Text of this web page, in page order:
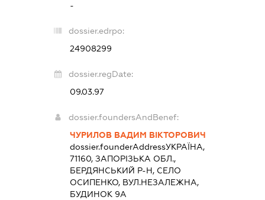
-
dossier.edrpo:
24908299
dossier.regDate:
09.03.97
dossier.foundersAndBenef:
ЧУРИЛОВ ВАДИМ ВІКТОРОВИЧ
dossier.founderAddressУКРАЇНА,
71160, ЗАПОРІЗЬКА ОБЛ.,
БЕРДЯНСЬКИЙ Р-Н, СЕЛО
ОСИПЕНКО, ВУЛ.НЕЗАЛЕЖНА,
БУДИНОК 9А